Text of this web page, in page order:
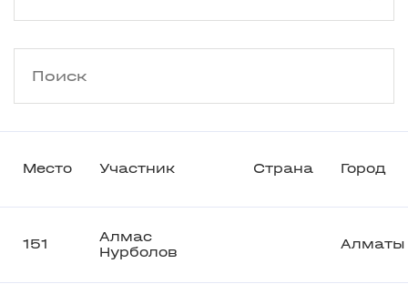
Место Участник Страна Город
151
Алмас
Нурболов
Алматы